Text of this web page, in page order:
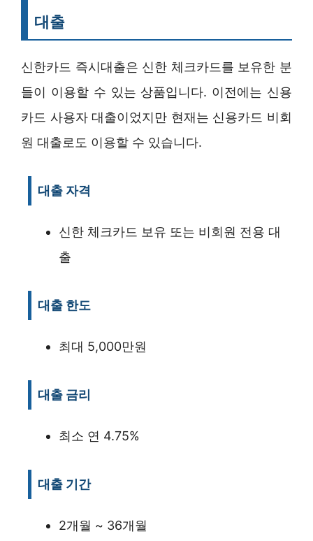
대출
신한카드 즉시대출은 신한 체크카드를 보유한 분
들이 이용할 수 있는 상품입니다. 이전에는 신용
카드 사용자 대출이었지만 현재는 신용카드 비회
원 대출로도 이용할 수 있습니다.
대출 자격
신한 체크카드 보유 또는 비회원 전용 대
출
대출 한도
최대 5,000만원
대출 금리
최소 연 4.75%
대출 기간
2개월 ~ 36개월